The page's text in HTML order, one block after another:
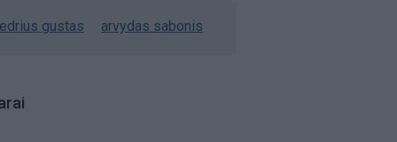
gustas arvydas sabonis